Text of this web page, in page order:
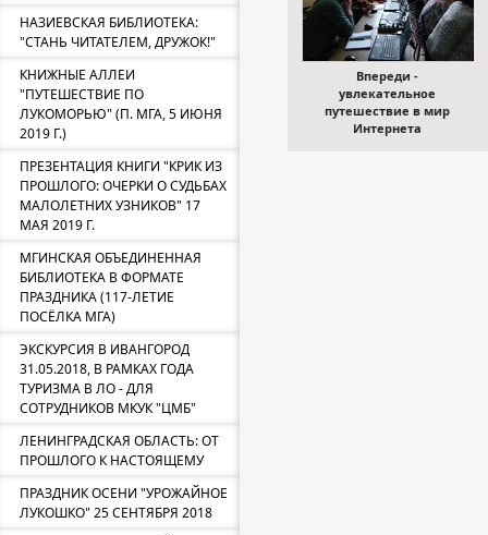
НАЗИЕВСКАЯ БИБЛИОТЕКА:
"СТАНЬ ЧИТАТЕЛЕМ, ДРУЖОК!"
КНИЖНЫЕ АЛЛЕИ
"ПУТЕШЕСТВИЕ ПО
ЛУКОМОРЬЮ" (П. МГА, 5 ИЮНЯ
2019 Г.)
ПРЕЗЕНТАЦИЯ КНИГИ "КРИК ИЗ
ПРОШЛОГО: ОЧЕРКИ О СУДЬБАХ
МАЛОЛЕТНИХ УЗНИКОВ" 17
МАЯ 2019 Г.
МГИНСКАЯ ОБЪЕДИНЕННАЯ
БИБЛИОТЕКА В ФОРМАТЕ
ПРАЗДНИКА (117-ЛЕТИЕ
ПОСЁЛКА МГА)
ЭКСКУРСИЯ В ИВАНГОРОД
31.05.2018, В РАМКАХ ГОДА
ТУРИЗМА В ЛО - ДЛЯ
СОТРУДНИКОВ МКУК "ЦМБ"
ЛЕНИНГРАДСКАЯ ОБЛАСТЬ: ОТ
ПРОШЛОГО К НАСТОЯЩЕМУ
ПРАЗДНИК ОСЕНИ "УРОЖАЙНОЕ
ЛУКОШКО" 25 СЕНТЯБРЯ 2018
Впереди -
увлекательное
путешествие в мир
Интернета